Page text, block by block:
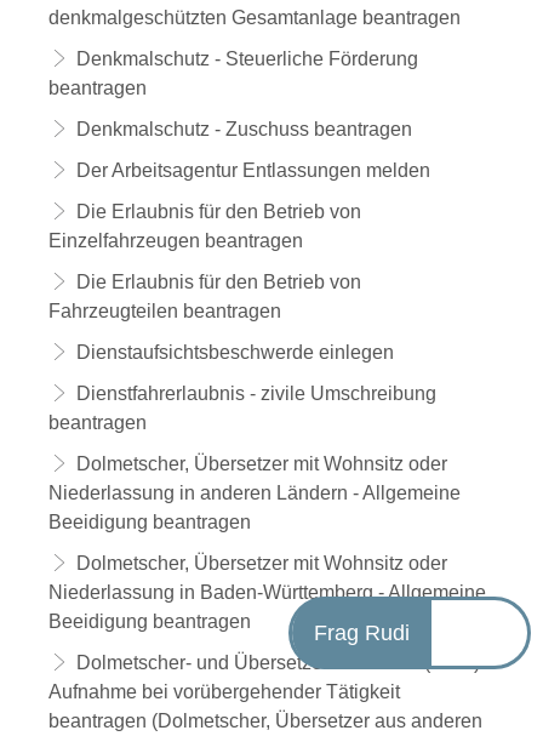
denkmalgeschützten Gesamtanlage beantragen
Denkmalschutz - Steuerliche Förderung
beantragen
Denkmalschutz - Zuschuss beantragen
Der Arbeitsagentur Entlassungen melden
Die Erlaubnis für den Betrieb von
Einzelfahrzeugen beantragen
Die Erlaubnis für den Betrieb von
Fahrzeugteilen beantragen
Dienstaufsichtsbeschwerde einlegen
Dienstfahrerlaubnis - zivile Umschreibung
beantragen
Dolmetscher, Übersetzer mit Wohnsitz oder
Niederlassung in anderen Ländern - Allgemeine
Beeidigung beantragen
Dolmetscher, Übersetzer mit Wohnsitz oder
Niederlassung in Baden-Württemberg - Allgemeine
Beeidigung beantragen
Dolmetscher- und Übersetzerdatenbank (DÜD) -
Aufnahme bei vorübergehender Tätigkeit
beantragen (Dolmetscher, Übersetzer aus anderen
Frag Rudi